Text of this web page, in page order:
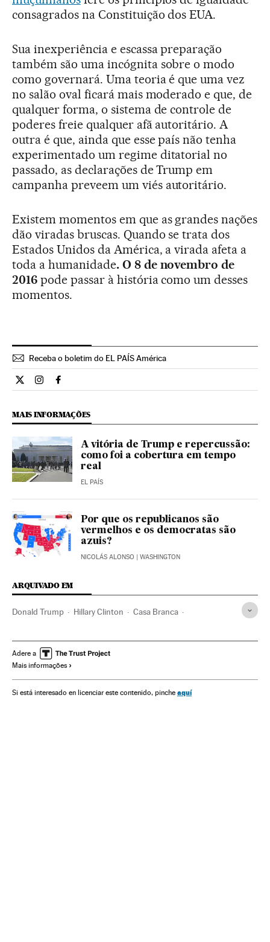
consagrados na Constituição dos EUA.
Sua inexperiência e escassa preparação
também são uma incógnita sobre o modo
como governará. Uma teoria é que uma vez
no salão oval ficará mais moderado e que, de
qualquer forma, o sistema de controle de
poderes freie qualquer afã autoritário. A
outra é que, ainda que esse país não tenha
experimentado um regime ditatorial no
passado, as declarações de Trump em
campanha preveem um viés autoritário.
Existem momentos em que as grandes nações
dão viradas bruscas. Quando se trata dos
Estados Unidos da América, a virada afeta a
toda a humanidade. O 8 de novembro de
2016 pode passar à história como um desses
momentos.
Receba o boletim do EL PAÍS América
Internacional El País Brasil en Twitter
Internacional El País Brasil en Instagram
Internacional El País Brasil en Facebook
MAIS INFORMAÇÕES
A vitória de Trump e repercussão:
como foi a cobertura em tempo
real
EL PAÍS
Por que os republicanos são
vermelhos e os democratas são
azuis?
NICOLÁS ALONSO | WASHINGTON
ARQUIVADO EM
Donald Trump Hillary Clinton Casa Branca
Eleições presidenciais Jornada eleitoral
Administração Estado
Administração pública
Adere a
Mais informações
Si está interesado en licenciar este contenido, pinche aquí